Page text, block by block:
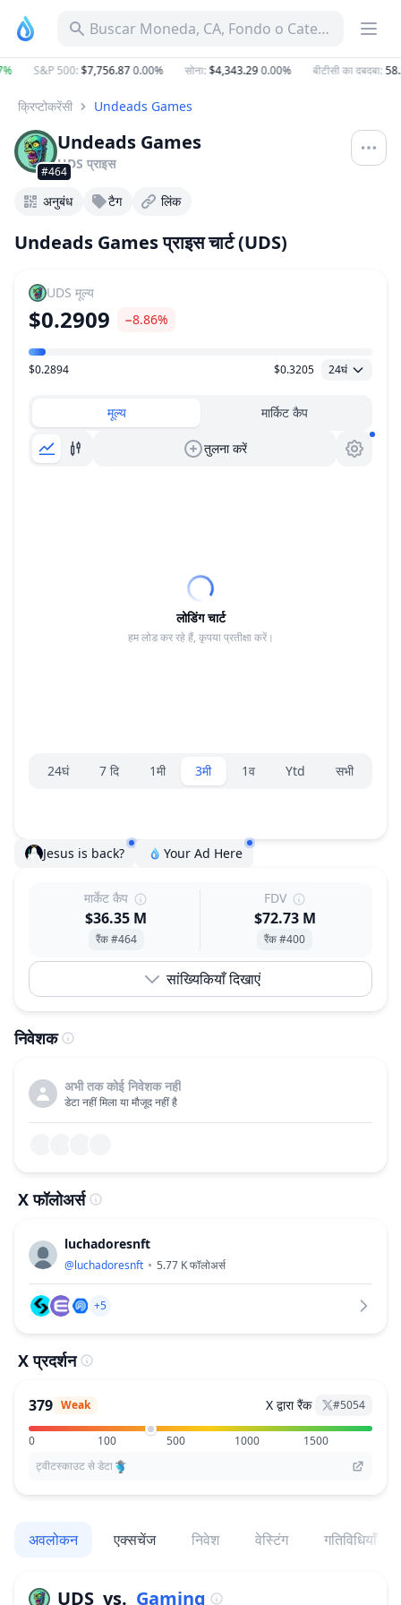
Buscar Moneda, CA, Fondo o Categoría
S&P 500:$7,756.870.00% सोना:$4,343.290.00% बीटीसी का दबदबा:
क्रिप्टोकरेंसी Undeads Games
#464
Undeads Games
UDS प्राइस
अनुबंध टैग लिंक
Undeads Games प्राइस चार्ट (UDS)
UDS मूल्य
$0.2909 −8.86%
मूल्य सीमा
$0.2894 $0.3205 24घं
मूल्य मार्किट कैप
तुलना करें
लोडिंग चार्ट
हम लोड कर रहे हैं, कृपया प्रतीक्षा करें।
रेंज चयनकर्ता।
24घं 7 दि 1मी 3मी 1व Ytd सभी
Jesus is back? Your Ad Here
मार्केट कैप
$36.35 M
रैंक #464
FDV
$72.73 M
रैंक #400
सांख्यिकियाँ दिखाएं
निवेशक
अभी तक कोई निवेशक नहीं
डेटा नहीं मिला या मौजूद नहीं है
X फॉलोअर्स
luchadoresnft
@luchadoresnft 5.77 Kफॉलोअर्स
+5
X प्रदर्शन
379 Weak X द्वारा रैंक #5054
0 100 500 1000
1500
ट्वीटस्काउट से डेटा
अवलोकन एक्सचेंज निवेश वेस्टिंग गतिविधियाँ
UDS vs. Gaming